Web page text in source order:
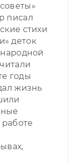
писал
стихи
деток
годы
жизнь